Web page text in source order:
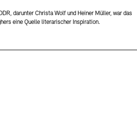
darunter Christa Wolf und Heiner Müller, war das
eine Quelle literarischer Inspiration.